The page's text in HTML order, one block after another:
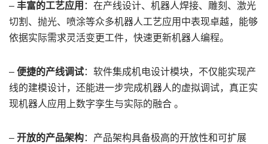
– 丰富的工艺应用 ：在产线设计、机器人焊接、雕刻、激光
切割、抛光、喷涂等众多机器人工艺应用中表现卓越，能够
依据实际需求灵活变更工件，快速更新机器人编程。
– 便捷的产线调试：软件集成机电设计模块，不仅能实现产
线的建模设计，还能进一步完成机器人的虚拟调试，真正实
现机器人应用上数字孪生与实际的融合 。
– 开放的产品架构：产品架构具备极高的开放性和可扩展